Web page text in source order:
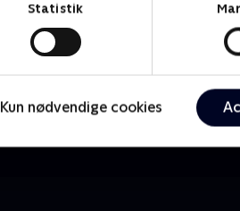
Statistik
Kun nødvendige cookies
The Au Pair
Krimi &